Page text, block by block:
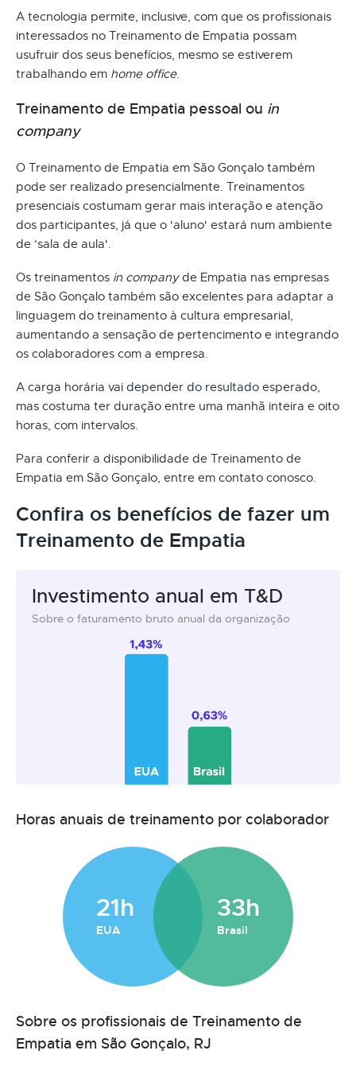
A tecnologia permite, inclusive, com que os profissionais
interessados no Treinamento de Empatia possam
usufruir dos seus benefícios, mesmo se estiverem
trabalhando em home office.
Treinamento de Empatia pessoal ou in
company
O Treinamento de Empatia em São Gonçalo também
pode ser realizado presencialmente. Treinamentos
presenciais costumam gerar mais interação e atenção
dos participantes, já que o 'aluno' estará num ambiente
de ‘sala de aula'.
Os treinamentos in companyde Empatia nas empresas
de São Gonçalo também são excelentes para adaptar a
linguagem do treinamento à cultura empresarial,
aumentando a sensação de pertencimento e integrando
os colaboradores com a empresa.
A carga horária vai depender do resultado esperado,
mas costuma ter duração entre uma manhã inteira e oito
horas, com intervalos.
Para conferir a disponibilidade de Treinamento de
Empatia em São Gonçalo, entre em contato conosco.
Confira os benefícios de fazer um
Treinamento de Empatia
Investimento anual em T&D
Sobre o faturamento bruto anual da organização
Horas anuais de treinamento por colaborador
21h
EUA
33h
Brasil
Sobre os profissionais de Treinamento de
Empatia em São Gonçalo, RJ